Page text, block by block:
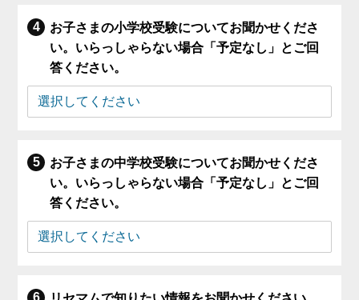
お子さまの小学校受験についてお聞かせくださ
い。いらっしゃらない場合「予定なし」とご回
答ください。
お子さまの中学校受験についてお聞かせくださ
い。いらっしゃらない場合「予定なし」とご回
答ください。